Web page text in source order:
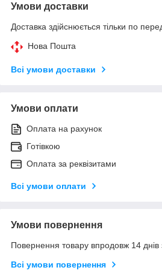
Умови доставки
Доставка здійснюється тільки по
Нова Пошта
Всі умови доставки
Умови оплати
Оплата на рахунок
Готівкою
Оплата за реквізитами
Всі умови оплати
Умови повернення
Повернення товару впродовж 14 днів
Всі умови повернення